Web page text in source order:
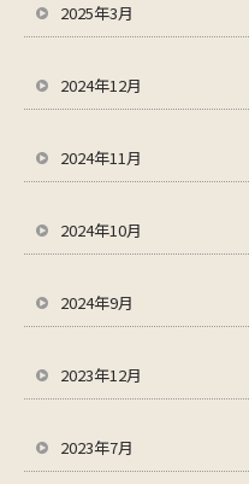
2025年3月
2024年12月
2024年11月
2024年10月
2024年9月
2023年12月
2023年7月